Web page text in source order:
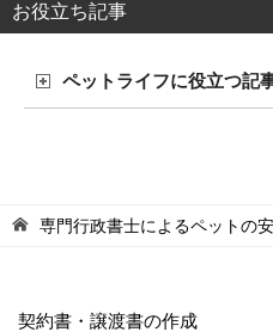
お役立ち記事
ペットライフに役立つ記
専門行政書士によるペットの
契約書・譲渡書の作成